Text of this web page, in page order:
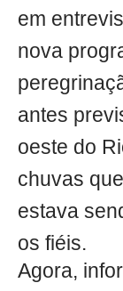
em
nova
antes
oeste do
chuvas
estava
os fiéis.
Agora,